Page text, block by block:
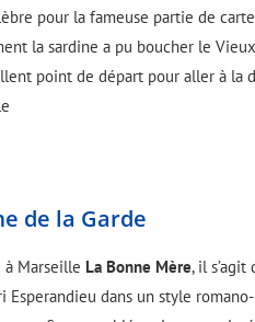
pour la fameuse partie de
la sardine a pu boucher le
point de départ pour aller à la
de la Garde
à Marseille La Bonne Mère, il s’agit
Esperandieu dans un style